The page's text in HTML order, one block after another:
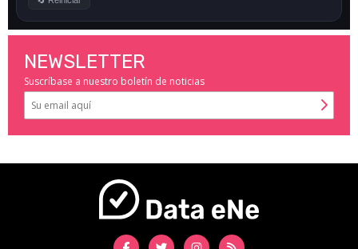
NEWSLETTER
Suscríbase a nuestro boletín de noticias